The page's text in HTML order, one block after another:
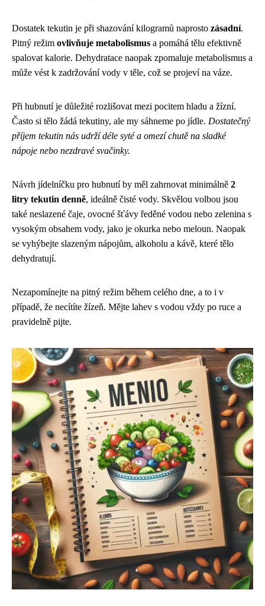
Dostatek tekutin je při shazování kilogramů naprosto zásadní.
Pitný režim ovlivňuje metabolismus a pomáhá tělu efektivně
spalovat kalorie. Dehydratace naopak zpomaluje metabolismus a
může vést k zadržování vody v těle, což se projeví na váze.
Při hubnutí je důležité rozlišovat mezi pocitem hladu a žízní.
Často si tělo žádá tekutiny, ale my sáhneme po jídle. Dostatečný
příjem tekutin nás udrží déle syté a omezí chutě na sladké
nápoje nebo nezdravé svačinky.
Návrh jídelníčku pro hubnutí by měl zahrnovat minimálně 2
litry tekutin denně, ideálně čisté vody. Skvělou volbou jsou
také neslazené čaje, ovocné šťávy ředěné vodou nebo zelenina s
vysokým obsahem vody, jako je okurka nebo meloun. Naopak
se vyhýbejte slazeným nápojům, alkoholu a kávě, které tělo
dehydratují.
Nezapomínejte na pitný režim během celého dne, a to i v
případě, že necítíte žízeň. Mějte lahev s vodou vždy po ruce a
pravidelně pijte.